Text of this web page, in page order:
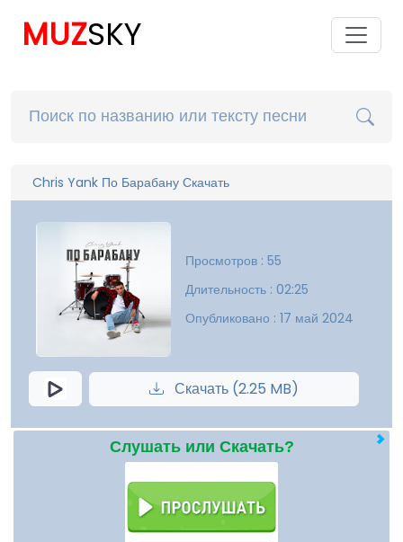
MUZSKY
Chris Yank По Барабану Скачать
Просмотров : 55
Длительность : 02:25
Опубликовано : 17 май 2024
Скачать (2.25 MB)
Слушать или Скачать?